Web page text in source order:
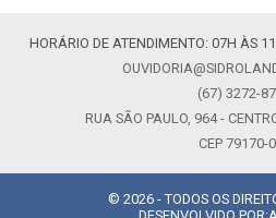
HORÁRIO DE ATENDIMENTO: 07H ÀS
(67) 3272-
RUA SÃO PAULO, 964 -
CEP 79170-
© 2026 - TODOS OS